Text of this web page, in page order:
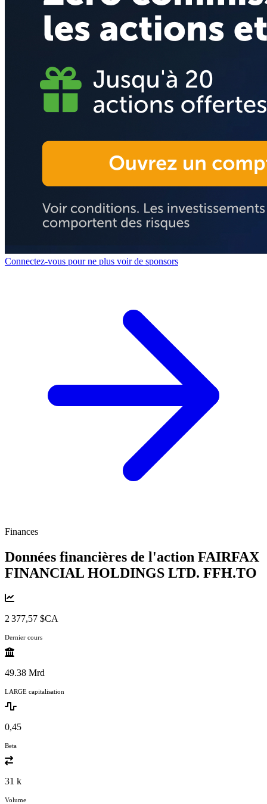
Connectez-vous pour ne plus voir de sponsors
Finances
Données financières de l'action FAIRFAX
FINANCIAL HOLDINGS LTD. FFH.TO
2 377,57 $CA
Dernier cours
49.38 Mrd
LARGE capitalisation
0,45
Beta
31 k
Volume